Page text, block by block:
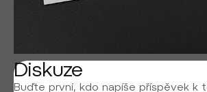
Diskuze
Buďte první, kdo napíše příspěvek k